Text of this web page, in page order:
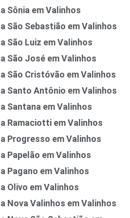
Sônia em Valinhos
São Sebastião em Valinhos
São Luiz em Valinhos
São José em Valinhos
São Cristóvão em Valinhos
Santo Antônio em Valinhos
Santana em Valinhos
Ramaciotti em Valinhos
Progresso em Valinhos
Papelão em Valinhos
Pagano em Valinhos
Olivo em Valinhos
Nova Valinhos em Valinhos